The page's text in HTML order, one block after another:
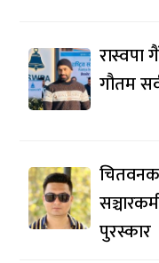
रास्वपा
गौतम
पुरस्कार